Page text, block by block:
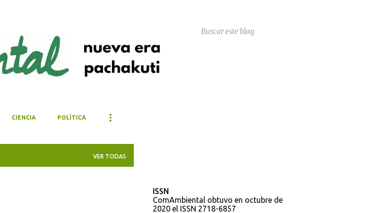
CIENCIA POLÍTICA
VER TODAS
ISSN
ComAmbiental obtuvo en octubre de
2020 el ISSN 2718-6857